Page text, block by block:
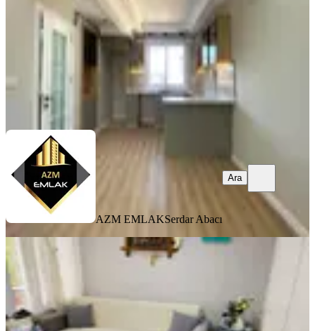
5.350.000 ₺
AZM EMLAK Serdar Abacı
AZM EMLAKSerdar Abacı
Ara
Necatibey Okulu Pazaryeri Cadde
Konak, Murat Reis Mahallesi
3+1
1. Kat 31.07.2026